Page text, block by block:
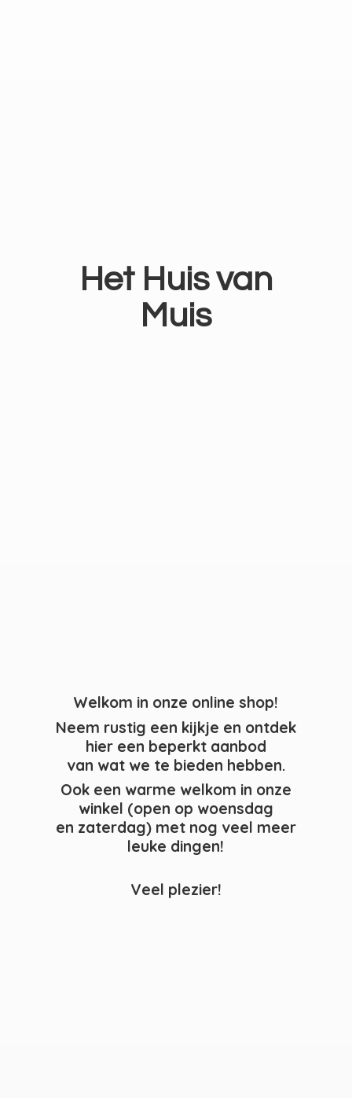
Het Huisvan
Muis
Welkom in onze online shop!
Neem rustig een kijkje en ontdek
hier een beperkt aanbod
van wat we te bieden hebben.
Ook een warme welkom in onze
winkel (open op woensdag
en zaterdag) met nog veel meer
leuke dingen!
Veel plezier!